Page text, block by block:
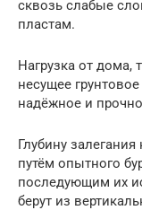
сквозь слабые
пластам.
Нагрузка от дома,
несущее
надёжное и
Глубину
путём опытного
последующим их
берут из